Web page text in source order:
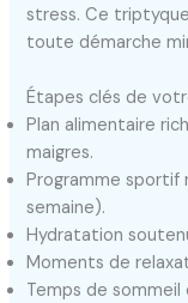
stress. Ce
toute démarche
Étapes clés de
Plan alimentaire
maigres.
Programme sportif
semaine).
Hydratation
Moments de
Temps de